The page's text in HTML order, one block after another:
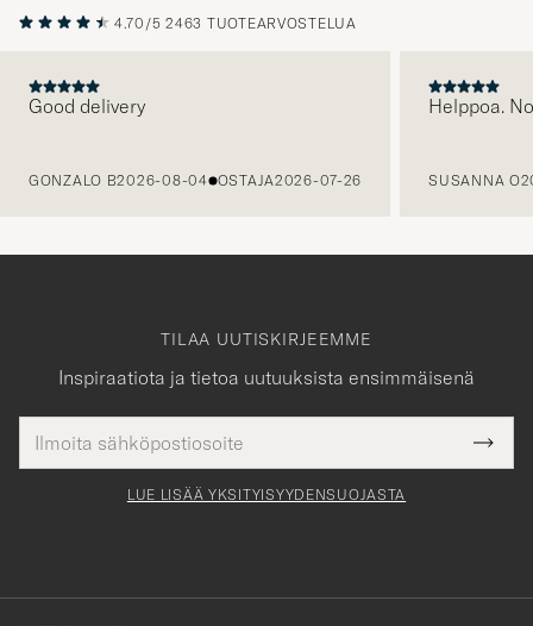
4.70/5
Good delivery Helppoa.
TILAA UUTISKIRJEEMME
Inspiraatiota ja tietoa uutuuksista ensimmäisenä
Sähköpostiosoite
Tack
LUE LISÄÄ YKSITYISYYDENSUOJASTA